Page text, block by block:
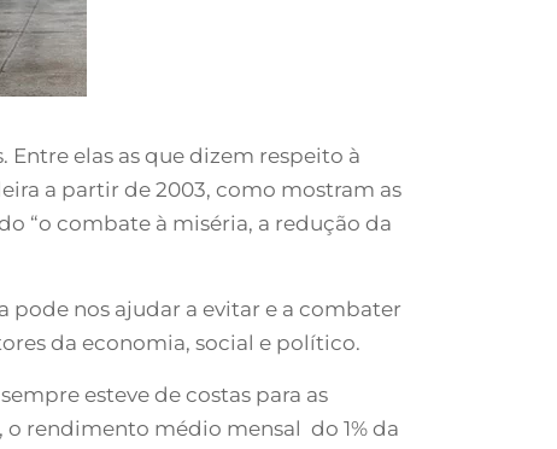
elas as que dizem respeito à
a partir de 2003, como mostram as
“o combate à miséria, a redução da
pode nos ajudar a evitar e a combater
da economia, social e político.
esteve de costas para as
rendimento médio mensal do 1% da